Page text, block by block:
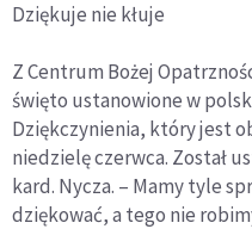
Dziękuje nie kłuje
Z Centrum Bożej
święto ustanowione w
Dziękczynienia, który jest
niedzielę czerwca. Został
kard. Nycza. – Mamy tyle
dziękować, a tego nie